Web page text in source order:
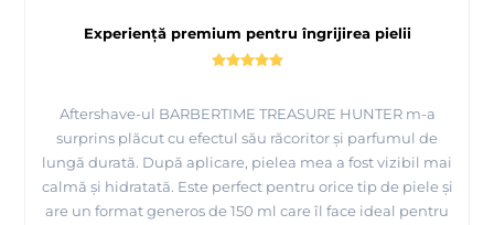
Experiență premium pentru îngrijirea pielii
Aftershave-ul BARBERTIME TREASURE HUNTER m-a
surprins plăcut cu efectul său răcoritor și parfumul de
lungă durată. După aplicare, pielea mea a fost vizibil mai
calmă și hidratată. Este perfect pentru orice tip de piele și
are un format generos de 150 ml care îl face ideal pentru